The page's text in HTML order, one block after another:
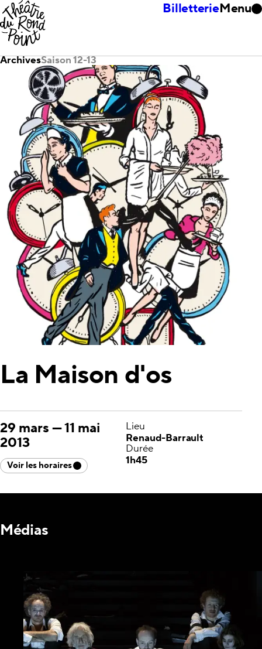
BilletterieMenu
ArchivesSaison 12-13
La Maison d'os
29 mars —11 mai
2013
Voir les horaires
Lieu
Renaud-Barrault
Durée
1h45
Médias